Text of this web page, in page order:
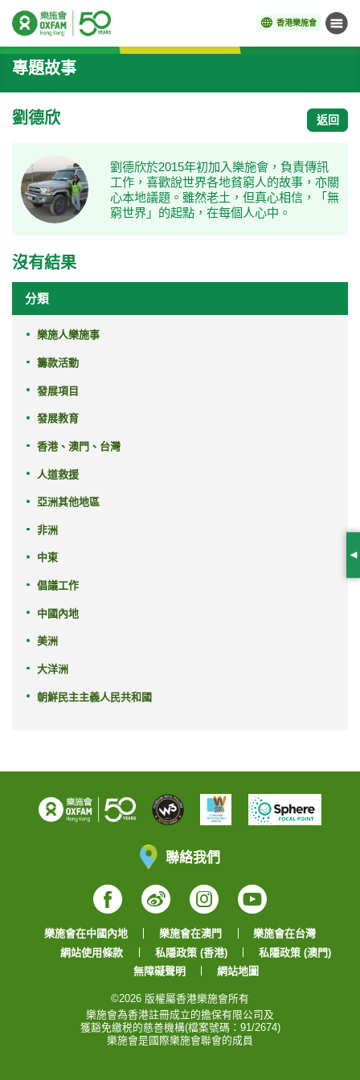
香港樂施會 目錄
開始主要內容
專題故事
劉德欣 返回
劉德欣於2015年初加入樂施會，負責傳訊
工作，喜歡說世界各地貧窮人的故事，亦關
心本地議題。雖然老土，但真心相信，「無
窮世界」的起點，在每個人心中。
沒有結果
分類
樂施人樂施事
籌款活動
發展項目
發展教育
香港、澳門、台灣
人道救援
亞洲其他地區
非洲
中東
倡議工作
中國內地
美洲
大洋洲
朝鮮民主主義人民共和國
聯絡我們
Facebook
WeiboInstagram
YouTube
樂施會在中國內地 樂施會在澳門
樂施會在台灣
網站使用條款
私隱政策 (香港)
私隱政策 (澳門)
無障礙聲明
網站地圖
©2026 版權屬香港樂施會所有
樂施會為香港註冊成立的擔保有限公司及
獲豁免繳税的慈善機構(檔案號碼：91/2674)
樂施會是國際樂施會聯會的成員